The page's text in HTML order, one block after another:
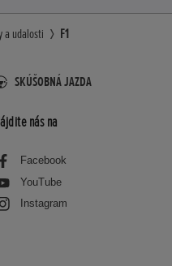
a udalosti F1
SKÚŠOBNÁ JAZDA
nás na
Facebook
YouTube
Instagram